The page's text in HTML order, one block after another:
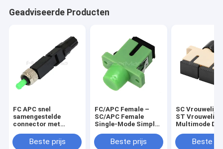
Geadviseerde Producten
FC APC snel
samengestelde
connector met
Beste prijs
FC/APC Female –
SC/APC Female
Single-Mode Simplex
Beste prijs
SC
ST
Multimode
AdapterBeste